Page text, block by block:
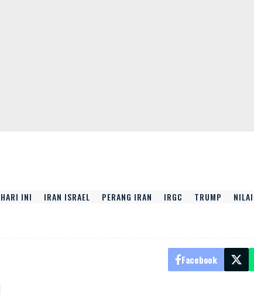
INI IRAN ISRAEL PERANG IRAN IRGC TRUMP
Facebook